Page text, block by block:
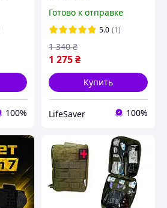
100%
Готово к отправке
5.0 (1)
1 275₴
1 340 ₴
Купить
LifeSaver 100%